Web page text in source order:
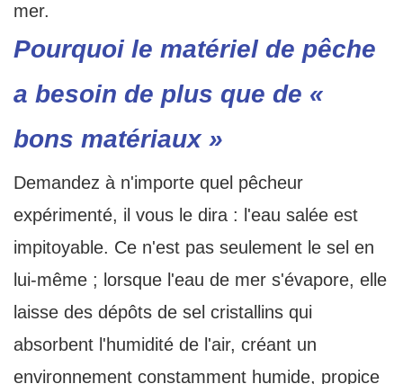
mer.
Pourquoi le matériel de pêche
a besoin de plus que de «
bons matériaux »
Demandez à n'importe quel pêcheur
expérimenté, il vous le dira : l'eau salée est
impitoyable. Ce n'est pas seulement le sel en
lui-même ; lorsque l'eau de mer s'évapore, elle
laisse des dépôts de sel cristallins qui
absorbent l'humidité de l'air, créant un
environnement constamment humide, propice